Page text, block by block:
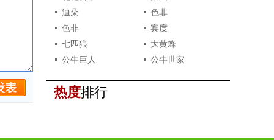
迪朵
色非
色非
宾度
七匹狼
大黄蜂
公牛巨人
公牛世家
热度排行